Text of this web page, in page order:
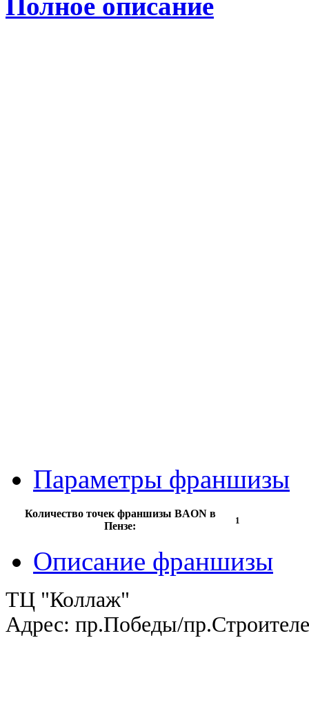
Параметры франшизы
Количество точек франшизы BAON в
Пензе:
1
Описание франшизы
ТЦ "Коллаж"
Адрес: пр.Победы/